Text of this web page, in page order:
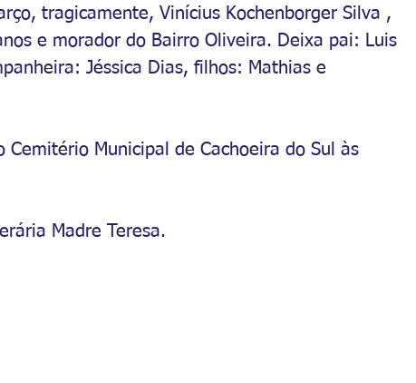
tragicamente, Vinícius Kochenborger Silva ,
e morador do Bairro Oliveira. Deixa pai: Luis
Jéssica Dias, filhos: Mathias e
Municipal de Cachoeira do Sul às
Madre Teresa.